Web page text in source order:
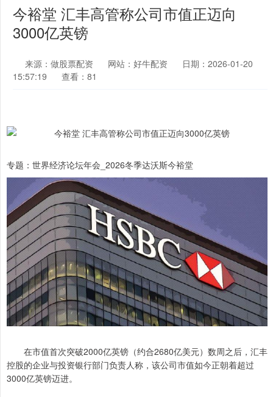
今裕堂 汇丰高管称公司市值正迈向
3000亿英镑
来源：做股票配资 网站：好牛配资
日期：2026-01-20
15:57:19
查看：81
专题：世界经济论坛年会_2026冬季达沃斯今裕堂
在市值首次突破2000亿英镑（约合2680亿美元）数周之后，汇丰
控股的企业与投资银行部门负责人称，该公司市值如今正朝着超过
3000亿英镑迈进。